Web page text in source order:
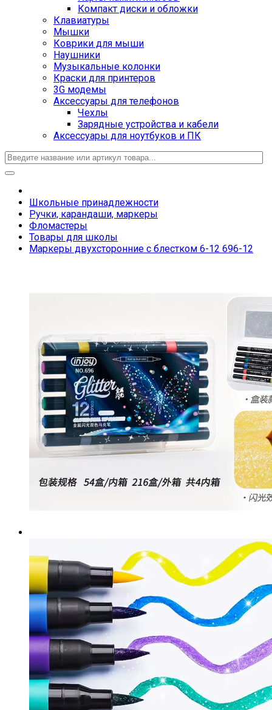
Компакт диски и обложки
Клавиатуры
Мышки
Коврики для мыши
Наушники
Музыкальные колонки
Краски для принтеров
3G модемы
Аксессуары для телефонов
Чехлы
Зарядные устройства и кабели
Аксессуары для ноутбуков и ПК
Школьные принадлежности
Ручки, карандаши, маркеры
Фломастеры
Товары для школы
Маркеры двухсторонние с блестком 6-12 696-12